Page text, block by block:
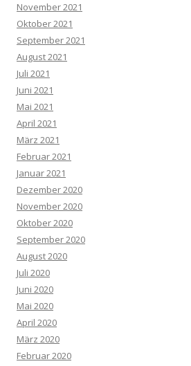
November 2021
Oktober 2021
September 2021
August 2021
Juli 2021
Juni 2021
Mai 2021
April 2021
März 2021
Februar 2021
Januar 2021
Dezember 2020
November 2020
Oktober 2020
September 2020
August 2020
Juli 2020
Juni 2020
Mai 2020
April 2020
März 2020
Februar 2020